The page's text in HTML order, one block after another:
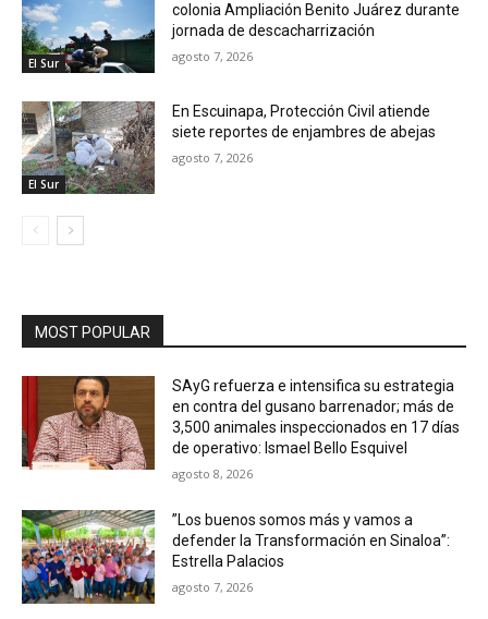
El Sur
colonia Ampliación Benito Juárez durante
jornada de descacharrización
agosto 7, 2026
El Sur
En Escuinapa, Protección Civil atiende
siete reportes de enjambres de abejas
agosto 7, 2026
MOST POPULAR
SAyG refuerza e intensifica su estrategia
en contra del gusano barrenador; más de
3,500 animales inspeccionados en 17 días
de operativo: Ismael Bello Esquivel
agosto 8, 2026
”Los buenos somos más y vamos a
defender la Transformación en Sinaloa”:
Estrella Palacios
agosto 7, 2026